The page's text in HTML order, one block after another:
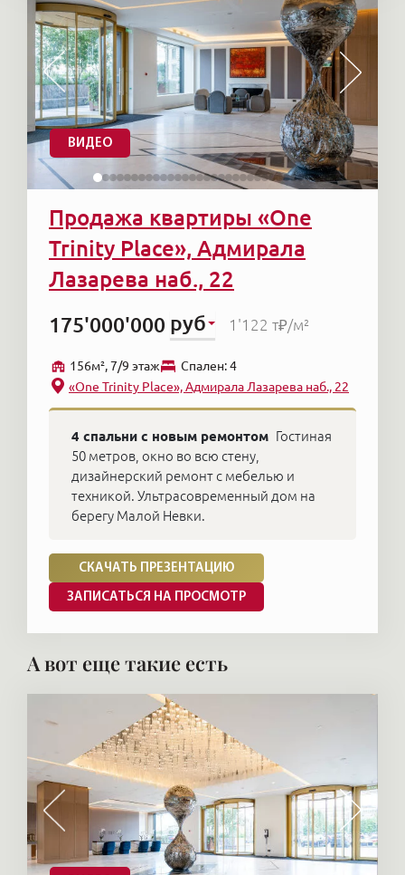
ВИДЕО
Продажа квартиры «One
Trinity Place», Адмирала
Лазарева наб., 22
175'000'000 руб 1'122 т₽/м²
156м², 7/9 этаж
Cпален: 4
«One Trinity Place», Адмирала Лазарева наб., 22
4 спальни с новым ремонтом Гостиная
50 метров, окно во всю стену,
дизайнерский ремонт с мебелью и
техникой. Ультрасовременный дом на
берегу Малой Невки.
СКАЧАТЬ ПРЕЗЕНТАЦИЮ
ЗАПИСАТЬСЯ НА ПРОСМОТР
А вот еще такие есть